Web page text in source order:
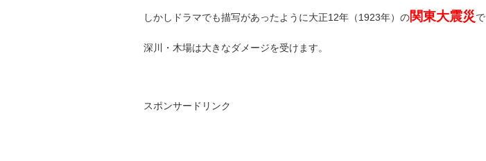
しかしドラマでも描写があったように大正12年（1923年）の関東大震災で
深川・木場は大きなダメージを受けます。
スポンサードリンク